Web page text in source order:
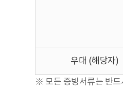
우대 (해당자)
※ 모든 증빙서류는 반드